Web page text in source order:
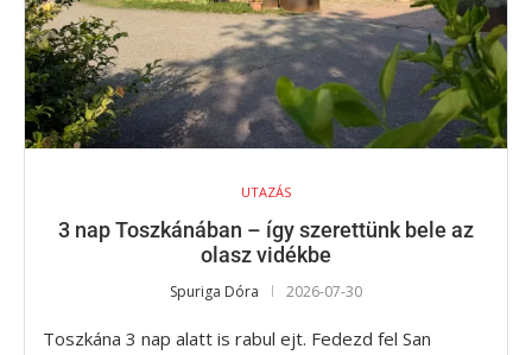
UTAZÁS
3 nap Toszkánában – így szerettünk bele az
olasz vidékbe
Spuriga Dóra 2026-07-30
Toszkána 3 nap alatt is rabul ejt. Fedezd fel San